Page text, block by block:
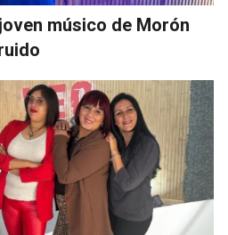
músico de Morón